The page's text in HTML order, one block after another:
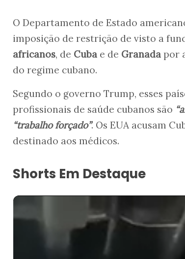
Whastapp
Facebook
Linkedin
Twitter
O Departamento de Estado
imposição de restrição de visto a
africanos, de Cuba e de Granada por
do regime cubano.
Segundo o governo Trump, esses
profissionais de saúde cubanos são
“trabalho forçado”. Os EUA acusam
destinado aos médicos.
Shorts Em Destaque